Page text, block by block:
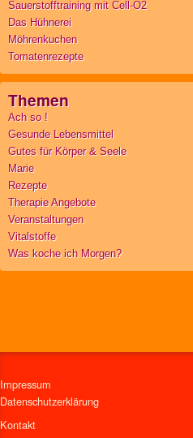
Sauerstofftraining mit Cell-O2
Das Hühnerei
Möhrenkuchen
Tomatenrezepte
Themen
Ach so !
Gesunde Lebensmittel
Gutes für Körper & Seele
Marie
Rezepte
Therapie Angebote
Veranstaltungen
Vitalstoffe
Was koche ich Morgen?
Impressum
Datenschutzerklärung
Kontakt